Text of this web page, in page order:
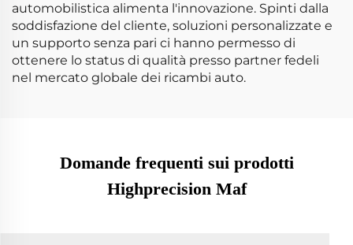
automobilistica alimenta l'innovazione. Spinti dalla
soddisfazione del cliente, soluzioni personalizzate e
un supporto senza pari ci hanno permesso di
ottenere lo status di qualità presso partner fedeli
nel mercato globale dei ricambi auto.
Domande frequenti sui prodotti
Highprecision Maf